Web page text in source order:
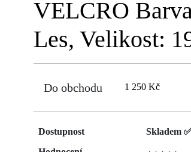
VELCRO
Les, Velikost:
Do obchodu 1 250 Kč
Dostupnost
Skladem